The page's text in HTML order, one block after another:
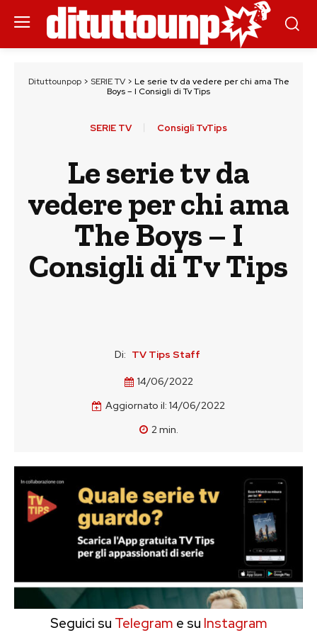
Dituttounpop> SERIE TV> Le serie tv da vedere per chi ama The
Boys – I Consigli di Tv Tips
SERIE TV Consigli TvTips
Le serie tv da
vedere per chi ama
The Boys – I
Consigli di Tv Tips
Di: TV Tips Staff
14/06/2022
Aggiornato il: 14/06/2022
2min.
Seguici su Telegram e su Instagram